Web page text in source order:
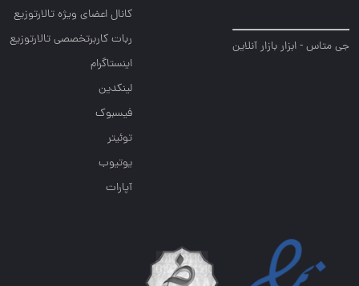
جی متاس - ابزار بازار آنلاین
کانال اعضای ویژه تالارتوزیع
ربات کاربرتخصصی تالارتوزیع
اینستاگرام
لینکدین
فیسبوک
توئیتر
یوتیوب
آپارات